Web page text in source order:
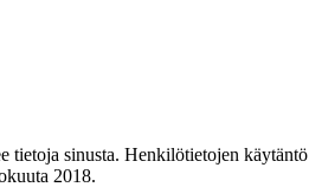
tietoja sinusta. Henkilötietojen
2018.